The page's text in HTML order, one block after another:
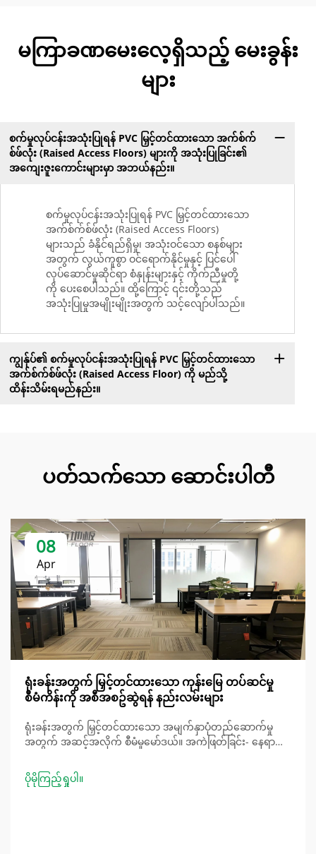
မကြာခဏမေးလေ့ရှိသည့် မေးခွန်း
များ
စက်မှုလုပ်ငန်းအသုံးပြုရန် PVC မြှင့်တင်ထားသော အက်စ်က်
စ်ဖ်လုံး (Raised Access Floors) များကို အသုံးပြုခြင်း၏
အကျေးဇူးကောင်းများမှာ အဘယ်နည်း။
စက်မှုလုပ်ငန်းအသုံးပြုရန် PVC မြှင့်တင်ထားသော
အက်စ်က်စ်ဖ်လုံး (Raised Access Floors)
များသည် ခံနိုင်ရည်ရှိမှု၊ အသုံးဝင်သော စနစ်များ
အတွက် လွယ်ကူစွာ ဝင်ရောက်နိုင်မှုနှင့် ပြင်ပေါ်
လုပ်ဆောင်မှုဆိုင်ရာ စံနှုန်းများနှင့် ကိုက်ညီမှုတို့
ကို ပေးစေပါသည်။ ထို့ကြောင့် ၎င်းတို့သည်
အသုံးပြုမှုအမျိုးမျိုးအတွက် သင့်လျော်ပါသည်။
ကျွန်ုပ်၏ စက်မှုလုပ်ငန်းအသုံးပြုရန် PVC မြှင့်တင်ထားသော
အက်စ်က်စ်ဖ်လုံး (Raised Access Floor) ကို မည်သို့
ထိန်းသိမ်းရမည်နည်း။
ပတ်သက်သော ဆောင်းပါတီ
08
Apr
ရုံးခန်းအတွက် မြှင့်တင်ထားသော ကုန်းမြေ တပ်ဆင်မှု
စီမံကိန်းကို အစီအစဥ်ဆွဲရန် နည်းလမ်းများ
ရုံးခန်းအတွက် မြှင့်တင်ထားသော အမျက်နှာပုံတည်ဆောက်မှု
အတွက် အဆင့်အလိုက် စီမံမှုမော်ဒယ်။ အကဲဖြတ်ခြင်း- နေရာ
အဆောက်အအုံ။ အရေးကြီးသော ပထမဆုံးအဆင်းသည်
အမျက်နှာပုံအောက်ရှိ အဆောက်အဦး၏ အစိတ်အပိုင်းအားလုံး
ပိုမိုကြည့်ရှုပါ။